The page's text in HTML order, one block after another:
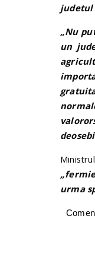
judetul
„Nu
un
urma